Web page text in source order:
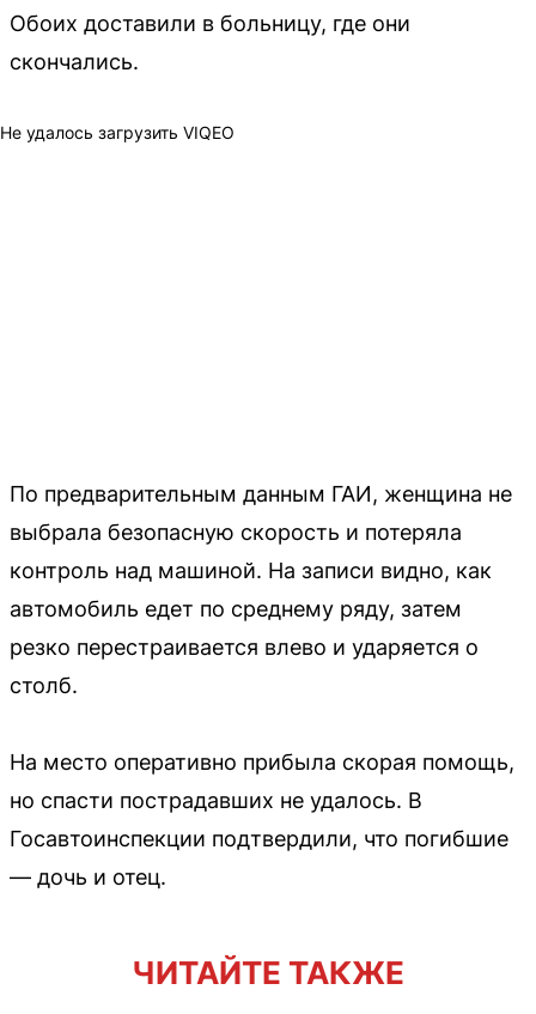
Обоих доставили в больницу, где они
скончались.
Не удалось загрузить VIQEO
По предварительным данным ГАИ, женщина не
выбрала безопасную скорость и потеряла
контроль над машиной. На записи видно, как
автомобиль едет по среднему ряду, затем
резко перестраивается влево и ударяется о
столб.
На место оперативно прибыла скорая помощь,
но спасти пострадавших не удалось. В
Госавтоинспекции подтвердили, что погибшие
— дочь и отец.
ЧИТАЙТЕ ТАКЖЕ